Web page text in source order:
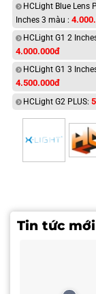
HCLight Blue Lens
Inches 3 màu :
HCLight G1 2
4.000.000đ
HCLight G1 3
4.500.000đ
HCLight G2 PLUS:
Tin tức